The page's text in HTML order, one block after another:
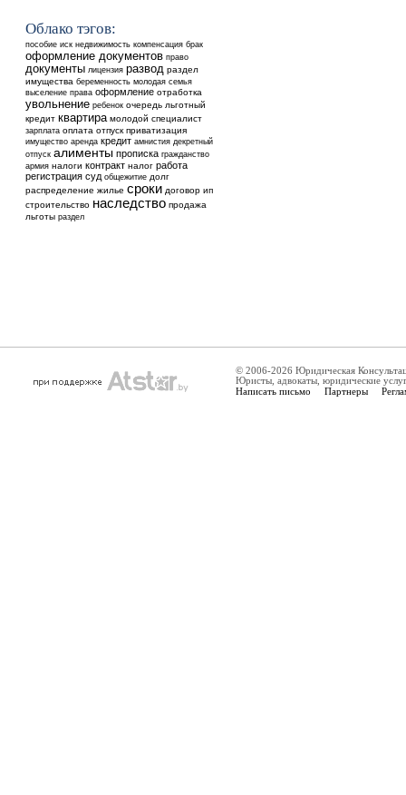
Облако тэгов:
пособие иск недвижимость компенсация брак
оформление документов право
документы лицензия развод раздел
имущества беременность молодая семья
выселение права оформление отработка
увольнение ребенок очередь льготный
кредит квартира молодой специалист
зарплата оплата отпуск приватизация
имущество аренда кредит амнистия декретный
отпуск алименты прописка гражданство
армия налоги контракт налог работа
регистрация суд общежитие долг
распределение жилье сроки договор ип
строительство наследство продажа
льготы раздел
© 2006-2026 Юридическая
Юристы, адвокаты, юридические
Написать письмо Партнеры